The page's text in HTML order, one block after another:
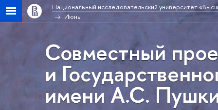
Национальный исследовательский университет
Июнь
Совместный
и
имени А.С.